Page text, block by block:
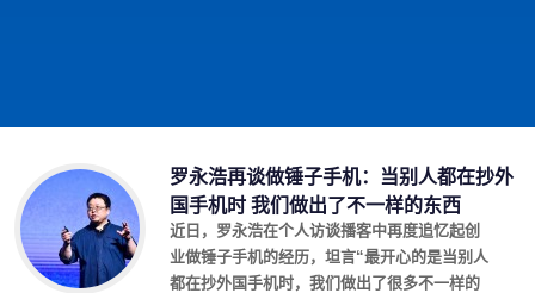
罗永浩再谈做锤子手机：当别人都在抄外
国手机时 我们做出了不一样的东西
近日，罗永浩在个人访谈播客中再度追忆起创
业做锤子手机的经历，坦言“最开心的是当别人
都在抄外国手机时，我们做出了很多不一样的